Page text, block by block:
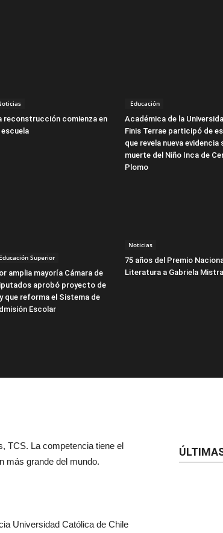
reconstrucción comienza en
escuela
Educación
Académica de la
Finis Terrae participó de
que revela nueva evidencia
muerte del Niño Inca de
Plomo
Educación Superior
amplia mayoría Cámara de
aprobó proyecto de
que reforma el Sistema de
Escolar
Noticias
75 años del Premio
Literatura a Gabriela Mistral
TCS. La competencia tiene el
más grande del mundo.
Universidad Católica de Chile